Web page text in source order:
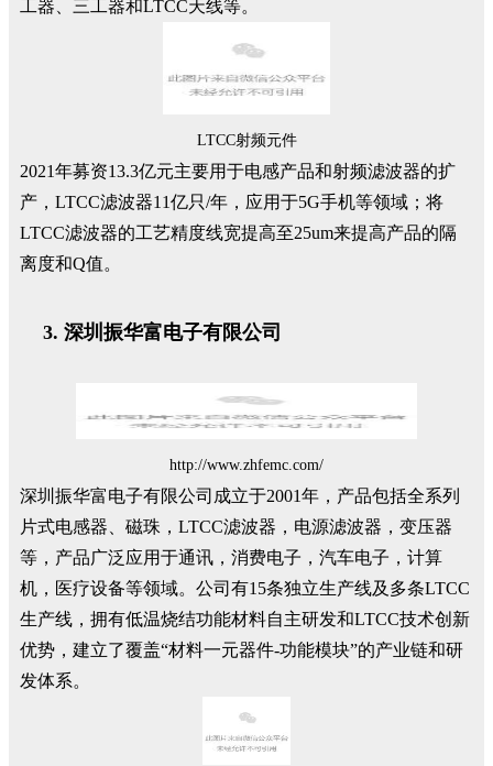
工器、三工器和LTCC天线等。
LTCC射频元件
2021年募资13.3亿元主要用于电感产品和射频滤波器的扩
产，LTCC滤波器11亿只/年，应用于5G手机等领域；将
LTCC滤波器的工艺精度线宽提高至25um来提高产品的隔
离度和Q值。
深圳振华富电子有限公司
http://www.zhfemc.com/
深圳振华富电子有限公司成立于2001年，产品包括全系列
片式电感器、磁珠，LTCC滤波器，电源滤波器，变压器
等，产品广泛应用于通讯，消费电子，汽车电子，计算
机，医疗设备等领域。公司有15条独立生产线及多条LTCC
生产线，拥有低温烧结功能材料自主研发和LTCC技术创新
优势，建立了覆盖“材料一元器件-功能模块”的产业链和研
发体系。